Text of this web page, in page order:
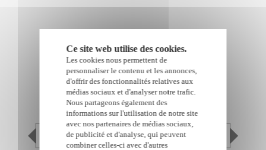
Exposition ONIRIQUI Festi Makes
Ce site web utilise des cookies.
Les cookies nous permettent de
personnaliser le contenu et les annonces,
d'offrir des fonctionnalités relatives aux
médias sociaux et d'analyser notre trafic.
Nous partageons également des
informations sur l'utilisation de notre site
avec nos partenaires de médias sociaux,
de publicité et d'analyse, qui peuvent
combiner celles-ci avec d'autres